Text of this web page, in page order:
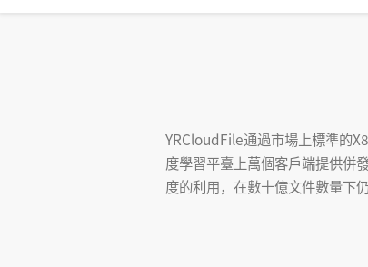
YRCloudFile通過市場上標準的
度學習平臺上萬個客戶端提供併
度的利用，在數十億文件數量下